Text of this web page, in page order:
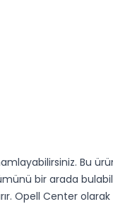
Bu
bir arada
Opell Center